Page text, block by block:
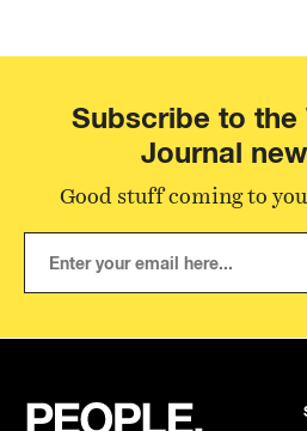
Subscribe to the
Journal
Good stuff coming to